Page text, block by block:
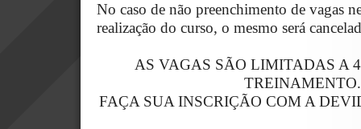
No caso de não preenchimento de vagas
realização do curso, o mesmo será
AS VAGAS SÃO LIMITADAS A
TREINAMENTO.
FAÇA SUA INSCRIÇÃO COM A